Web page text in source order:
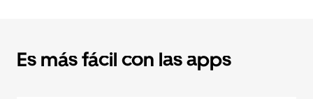
Es más fácil con las apps